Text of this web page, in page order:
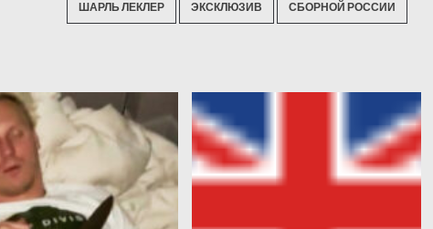
ШАРЛЬ ЛЕКЛЕР ЭКСКЛЮЗИВ СБОРНОЙ РОССИИ